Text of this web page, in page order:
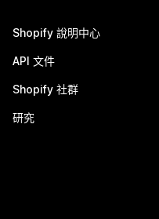
Shopify 說明中心
API 文件
Shopify 社群
研究